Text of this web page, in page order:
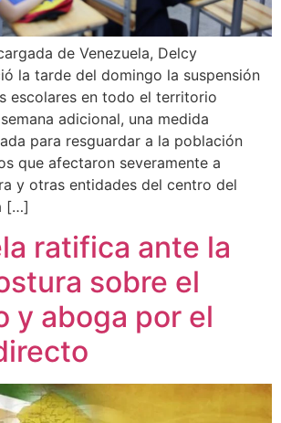
de Venezuela, Delcy
la tarde del domingo la suspensión
escolares en todo el territorio
adicional, una medida
para resguardar a la población
que afectaron severamente a
y otras entidades del centro del
[…]
ratifica ante la
sobre el
y aboga por el